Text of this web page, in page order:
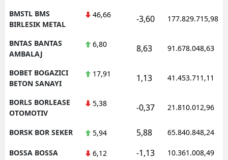
BMSTL BMS
BIRLESIK METAL
46,66 -3,60 177.829.715,98
BNTAS BANTAS
AMBALAJ
6,80 8,63 91.678.048,63
BOBET BOGAZICI
BETON SANAYI
17,91 1,13 41.453.711,11
BORLS BORLEASE
OTOMOTIV
5,38 -0,37 21.810.012,96
BORSK BOR SEKER 5,94 5,88 65.840.848,24
BOSSA BOSSA 6,12 -1,13 10.361.008,49